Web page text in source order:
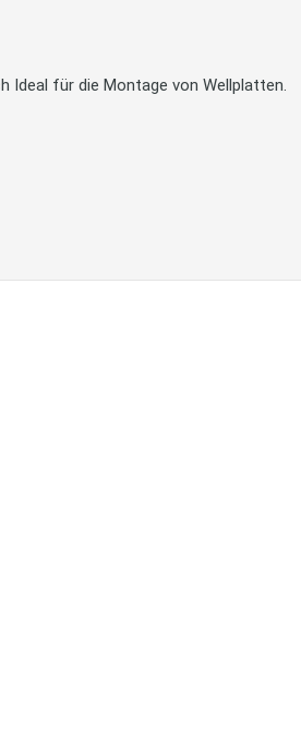
Ideal für die Montage von Wellplatten.